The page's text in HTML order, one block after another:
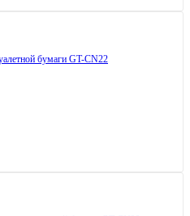
бумаги GT-CN22